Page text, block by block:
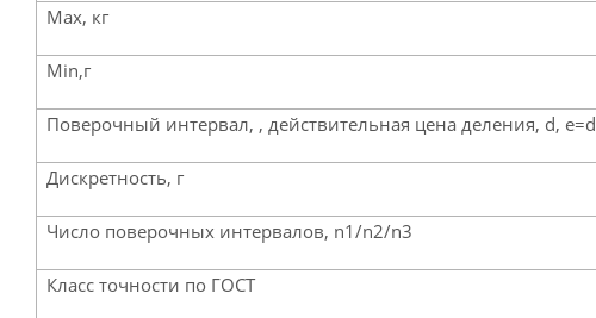
Max, кг
Min,г
Поверочный интервал, , действительная цена деления, d, e=d
Дискретность, г
Число поверочных интервалов, n1/n2/n3
Класс точности по ГОСТ